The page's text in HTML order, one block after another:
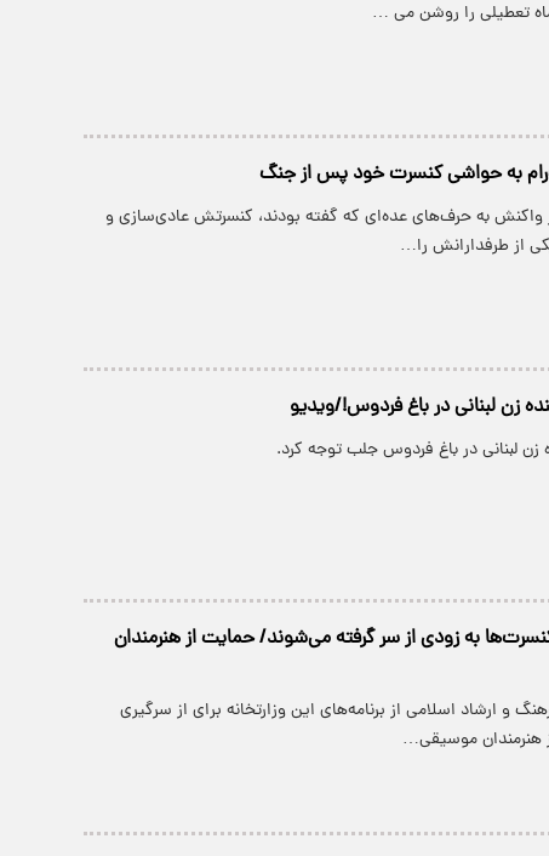
تعطیلی را روشن می …
به حواشی کنسرت خود پس از جنگ
واکنش به حرف‌های عده‌ای که گفته بودند، کنسرتش عادی‌سازی و
از طرفدارانش را…
زن لبنانی در باغ فردوس!/ویدیو
لبنانی در باغ فردوس جلب توجه کرد.
به زودی از سر گرفته می‌شوند/ حمایت از هنرمندان
و ارشاد اسلامی از برنامه‌های این وزارتخانه برای از سرگیری
هنرمندان موسیقی…